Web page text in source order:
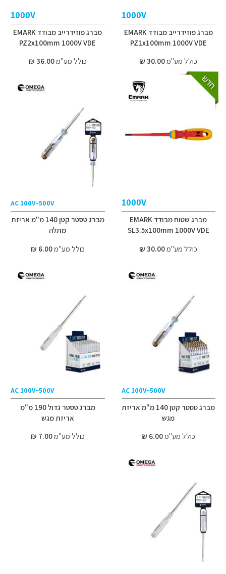
1000V
מברג פוזידרייב מבודד EMARK
PZ1x100mm 1000V VDE
כולל מע"מ30.00 ₪
1000V
מברג פוזידרייב מבודד EMARK
PZ2x100mm 1000V VDE
כולל מע"מ36.00 ₪
1000V
מברג שטוח מבודד EMARK
SL3.5x100mm 1000V VDE
כולל מע"מ30.00 ₪
AC 100V~500V
מברג טסטר קטן 140 מ"מ אריזת
מתלה
כולל מע"מ6.00 ₪
AC 100V~500V
מברג טסטר קטן 140 מ"מ אריזת
מגש
כולל מע"מ6.00 ₪
AC 100V~500V
מברג טסטר גדול 190 מ"מ
אריזת מגש
כולל מע"מ7.00 ₪